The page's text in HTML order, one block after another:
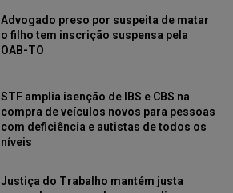
Advogado preso por suspeita de matar
o filho tem inscrição suspensa pela
OAB-TO
STF amplia isenção de IBS e CBS na
compra de veículos novos para pessoas
com deficiência e autistas de todos os
níveis
Justiça do Trabalho mantém justa